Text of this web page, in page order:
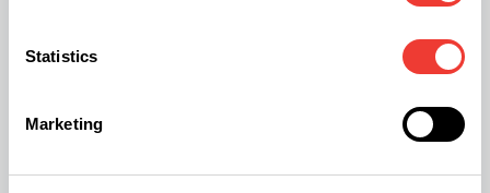
Statistics
Marketing
hipocampo, región que tiene que ver con la
concentrarnos; en las porciones sensoriales de la